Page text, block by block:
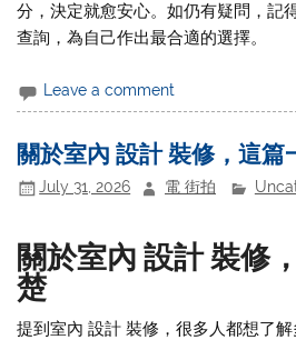
分，決定就愈安心。如仍有疑問，記
查詢，為自己作出最合適的選擇。
Leave a comment
關於室內 設計 裝修，這篇
July 31, 2026 電 街拍
關於室內 設計 裝修
楚
提到室內 設計 裝修，很多人都想了